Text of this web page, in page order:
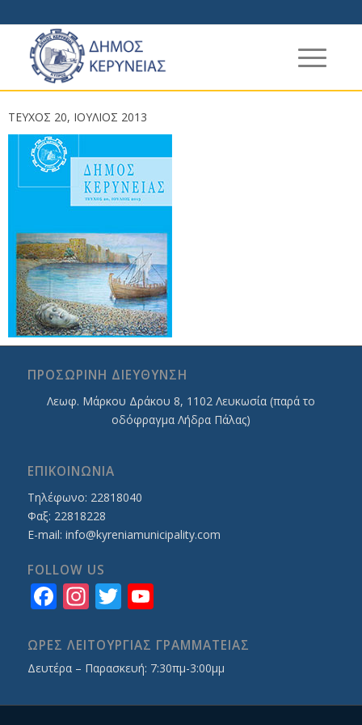
TEYXOΣ 20, ΙΟΥΛΙΟΣ 2013
ΠΡΟΣΩΡΙΝΗ ΔΙΕΥΘΥΝΣΗ
Λεωφ. Mάρκου Δράκου 8, 1102 Λευκωσία (παρά το
οδόφραγμα Λήδρα Πάλας)
ΕΠΙΚΟΙΝΩΝΙΑ
Τηλέφωνο: 22818040
Φαξ: 22818228
E-mail: info@kyreniamunicipality.com
FOLLOW US
Facebook
Instagram
Twitter
YouTube
ΩΡΕΣ ΛΕΙΤΟΥΡΓΙΑΣ ΓΡΑΜΜΑΤΕΙΑΣ
Δευτέρα – Παρασκευή: 7:30πμ-3:00μμ